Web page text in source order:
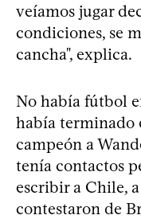
veíamos jugar
condiciones, se
cancha", explica.
No había fútbol
había terminado
campeón a
tenía contactos
escribir a Chile,
contestaron de